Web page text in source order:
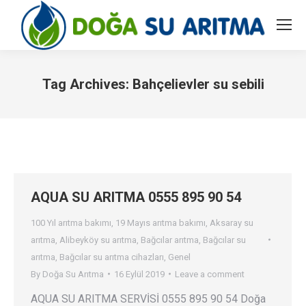
Tag Archives: Bahçelievler su sebili
AQUA SU ARITMA 0555 895 90 54
100 Yıl arıtma bakımı 19 Mayıs arıtma bakımı Aksaray su
arıtma Alibeyköy su arıtma Bağcılar arıtma Bağcılar su
arıtma Bağcılar su arıtma cihazları Genel
By Doğa Su Arıtma 16 Eylül 2019 Leave a comment
AQUA SU ARITMA SERVİSİ 0555 895 90 54 Doğa